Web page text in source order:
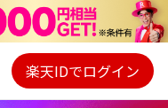
Webプレイヤー
楽天IDでログイン